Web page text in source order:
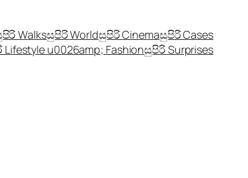
Walksසුපිරි Worldසුපිරි Cinemaසුපිරි Cases
u0026amp; Fashionසුපිරි Surprises